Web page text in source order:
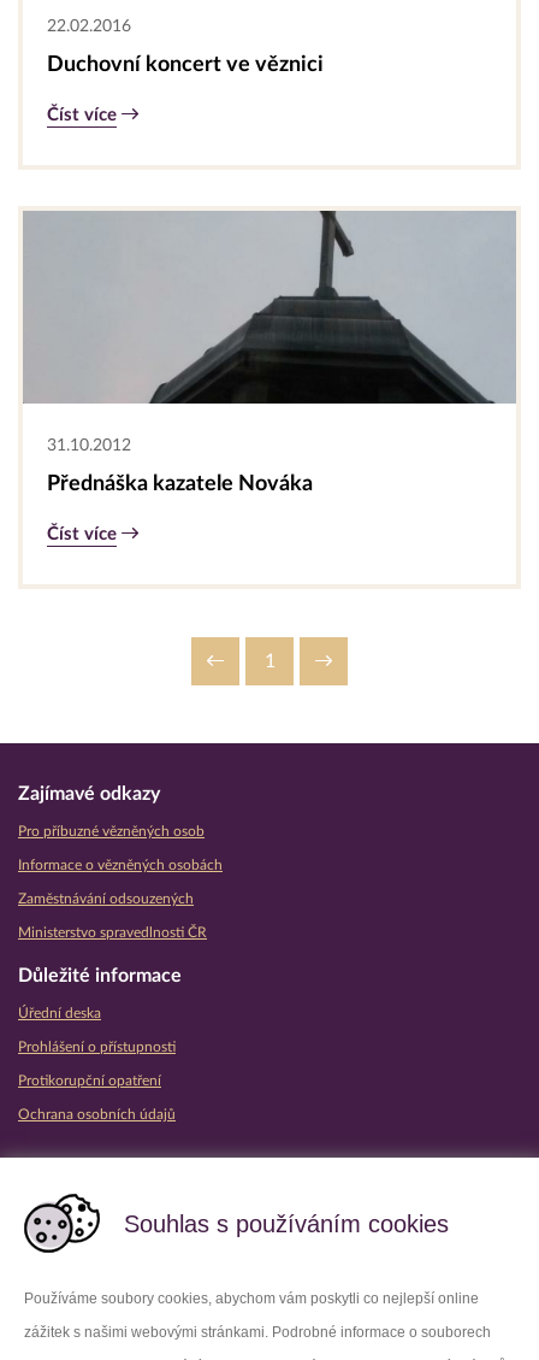
Souhlas s používáním cookies
Používáme soubory cookies, abychom vám poskytli co nejlepší online
zážitek s našimi webovými stránkami. Podrobné informace o souborech
22.02.2016
Duchovní koncert ve věznici
Číst více
31.10.2012
Přednáška kazatele Nováka
Číst více
1
Zajímavé odkazy
Pro příbuzné vězněných osob
Informace o vězněných osobách
Zaměstnávání odsouzených
Ministerstvo spravedlnosti ČR
Důležité informace
Úřední deska
Prohlášení o přístupnosti
Protikorupční opatření
Ochrana osobních údajů